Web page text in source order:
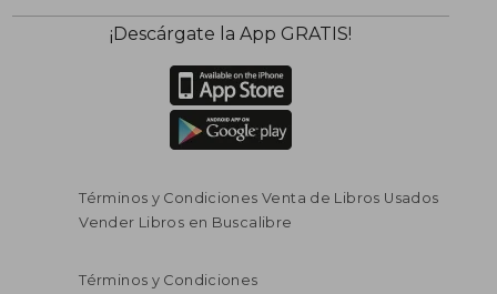
¡Descárgate la App GRATIS!
Términos y Condiciones Venta de Libros Usados
Vender Libros en Buscalibre
Términos y Condiciones